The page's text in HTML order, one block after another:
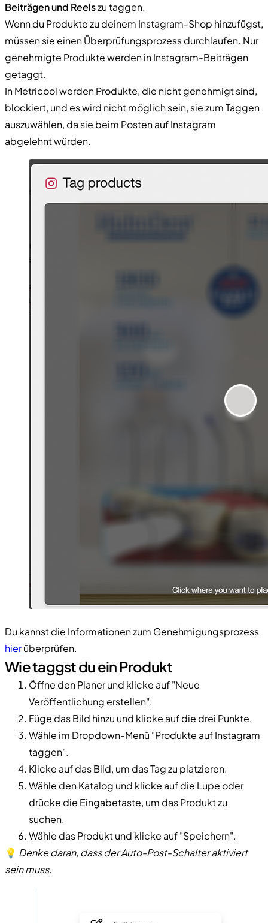
Beiträgen und Reelszu taggen.
Wenn du Produkte zu deinem Instagram-Shop hinzufügst,
müssen sie einen Überprüfungsprozess durchlaufen. Nur
genehmigte Produkte werden in Instagram-Beiträgen
getaggt.
In Metricool werden Produkte, die nicht genehmigt sind,
blockiert, und es wird nicht möglich sein, sie zum Taggen
auszuwählen, da sie beim Posten auf Instagram
abgelehnt würden.
Du kannst die Informationen zum Genehmigungsprozess
hierüberprüfen.
Wie taggst du ein Produkt
Öffne den Planer und klicke auf "Neue
Veröffentlichung erstellen".
Füge das Bild hinzu und klicke auf die drei Punkte.
Wähle im Dropdown-Menü "Produkte auf Instagram
taggen".
Klicke auf das Bild, um das Tag zu platzieren.
Wähle den Katalog und klicke auf die Lupe oder
drücke die Eingabetaste, um das Produkt zu
suchen.
Wähle das Produkt und klicke auf "Speichern".
💡 Denke daran, dass der Auto-Post-Schalter aktiviert
sein muss.